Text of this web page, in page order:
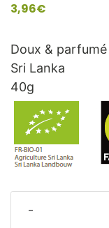
3,96€
Doux & parfumé
Sri Lanka
40g
doux
-